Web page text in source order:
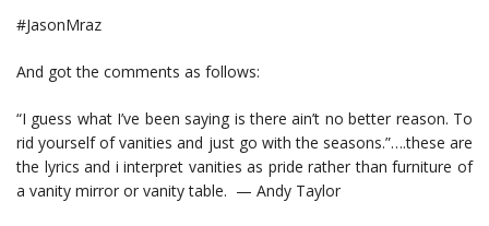
#JasonMraz
And got the comments as follows:
“I guess what I’ve been saying is there ain’t no better reason. To
rid yourself of vanities and just go with the seasons.”….these are
the lyrics and i interpret vanities as pride rather than furniture of
a vanity mirror or vanity table. — Andy Taylor